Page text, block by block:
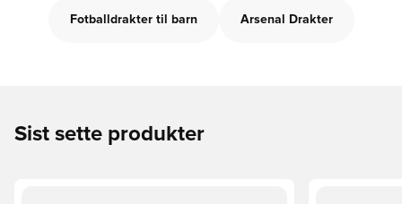
Fotballdrakter til barn Arsenal Drakter
Sist sette produkter